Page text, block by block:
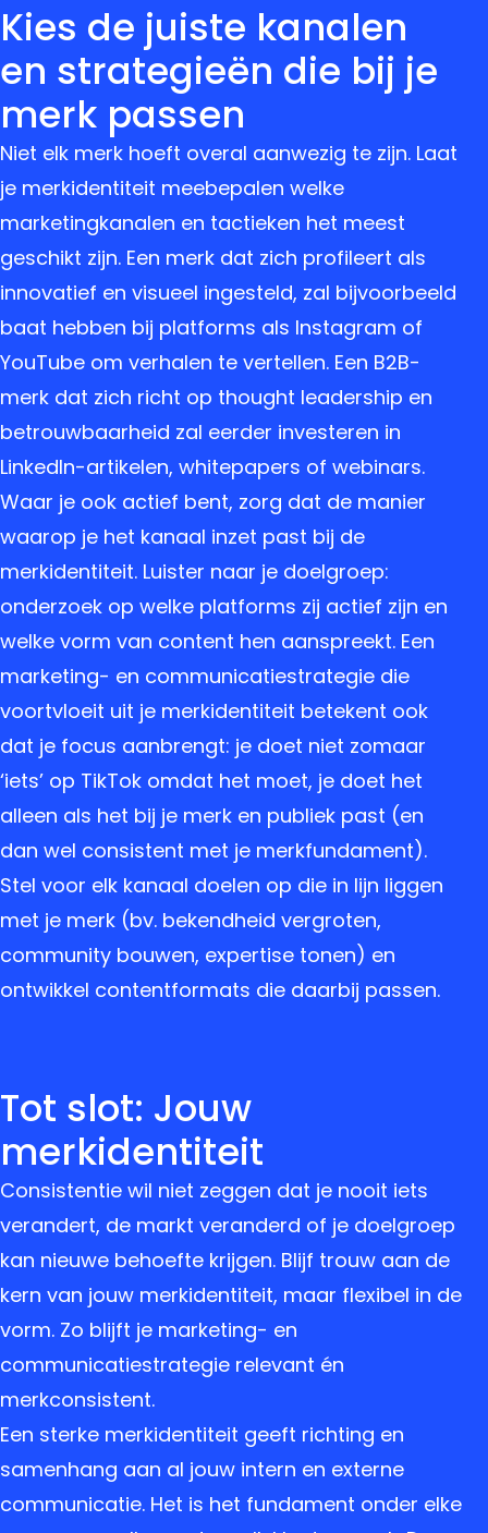
Kies de juiste kanalen
en strategieën die bij je
merk passen
Niet elk merk hoeft overal aanwezig te zijn. Laat
je merkidentiteit meebepalen welke
marketingkanalen en tactieken het meest
geschikt zijn. Een merk dat zich profileert als
innovatief en visueel ingesteld, zal bijvoorbeeld
baat hebben bij platforms als Instagram of
YouTube om verhalen te vertellen. Een B2B-
merk dat zich richt op thought leadership en
betrouwbaarheid zal eerder investeren in
LinkedIn-artikelen, whitepapers of webinars.
Waar je ook actief bent, zorg dat de manier
waarop je het kanaal inzet past bij de
merkidentiteit. Luister naar je doelgroep:
onderzoek op welke platforms zij actief zijn en
welke vorm van content hen aanspreekt. Een
marketing- en communicatiestrategie die
voortvloeit uit je merkidentiteit betekent ook
dat je focus aanbrengt: je doet niet zomaar
‘iets’ op TikTok omdat het moet, je doet het
alleen als het bij je merk en publiek past (en
dan wel consistent met je merkfundament).
Stel voor elk kanaal doelen op die in lijn liggen
met je merk (bv. bekendheid vergroten,
community bouwen, expertise tonen) en
ontwikkel contentformats die daarbij passen.
Tot slot: Jouw
merkidentiteit
Consistentie wil niet zeggen dat je nooit iets
verandert, de markt veranderd of je doelgroep
kan nieuwe behoefte krijgen. Blijf trouw aan de
kern van jouw merkidentiteit, maar flexibel in de
vorm. Zo blijft je marketing- en
communicatiestrategie relevant én
merkconsistent.
Een sterke merkidentiteit geeft richting en
samenhang aan al jouw intern en externe
communicatie. Het is het fundament onder elke